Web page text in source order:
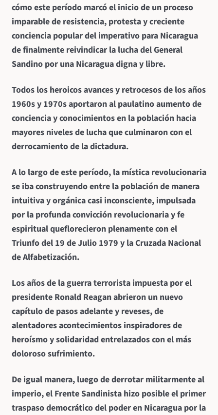
cómo este período marcó el inicio de un proceso
imparable de resistencia, protesta y creciente
conciencia popular del imperativo para Nicaragua
de finalmente reivindicar la lucha del General
Sandino por una Nicaragua digna y libre.
Todos los heroicos avances y retrocesos de los años
1960s y 1970s aportaron al paulatino aumento de
conciencia y conocimientos en la población hacia
mayores niveles de lucha que culminaron con el
derrocamiento de la dictadura.
A lo largo de este período, la mística revolucionaria
se iba construyendo entre la población de manera
intuitiva y orgánica casi inconsciente, impulsada
por la profunda convicción revolucionaria y fe
espiritual queflorecieron plenamente con el
Triunfo del 19 de Julio 1979 y la Cruzada Nacional
de Alfabetización.
Los años de la guerra terrorista impuesta por el
presidente Ronald Reagan abrieron un nuevo
capítulo de pasos adelante y reveses, de
alentadores acontecimientos inspiradores de
heroísmo y solidaridad entrelazados con el más
doloroso sufrimiento.
De igual manera, luego de derrotar militarmente al
imperio, el Frente Sandinista hizo posible el primer
traspaso democrático del poder en Nicaragua por la